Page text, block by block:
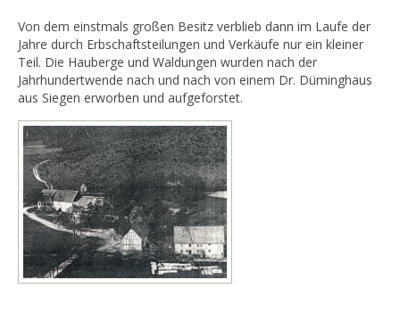
Von dem einstmals großen Besitz verblieb dann im Laufe der
Jahre durch Erbschaftsteilungen und Verkäufe nur ein kleiner
Teil. Die Hauberge und Waldungen wurden nach der
Jahrhundertwende nach und nach von einem Dr. Düminghaus
aus Siegen erworben und aufgeforstet.